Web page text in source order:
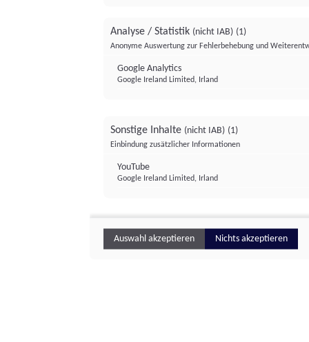
Analyse / Statistik (nicht IAB) (1)
Anonyme Auswertung zur Fehlerbehebung und
Google Analytics
Google Ireland Limited, Irland
Sonstige Inhalte (nicht IAB) (1)
Einbindung zusätzlicher Informationen
YouTube
Google Ireland Limited, Irland
Auswahl akzeptieren Nichts akzeptieren